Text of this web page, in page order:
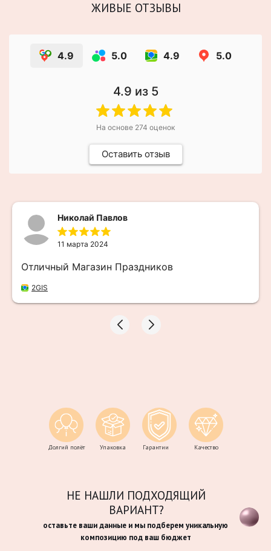
ЖИВЫЕ ОТЗЫВЫ
4.9 5.0 4.9 5.0
4.9 из 5
На основе 274 оценок
Оставить отзыв
Николай Павлов
11 марта 2024
Отличный Магазин Праздников
2GIS
Долгий полёт Упаковка Гарантии Качество
оставьте ваши данные и мы подберем уникальную
композицию под ваш бюджет
НЕ НАШЛИ ПОДХОДЯЩИЙ
ВАРИАНТ?